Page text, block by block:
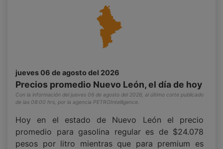
jueves 06 de agosto del 2026
Precios promedio Nuevo León, el día de hoy
Con la información del jueves 06 de agosto del 2026, al último corte publicado
de las 08:00 hrs, por la agencia PETROIntelligence.
Hoy en el estado de Nuevo León el precio
promedio para gasolina regular es de $24.078
pesos por litro mientras que para premium es